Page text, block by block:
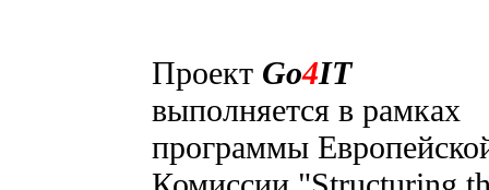
Проект Go4IT
выполняется в рамках
программы